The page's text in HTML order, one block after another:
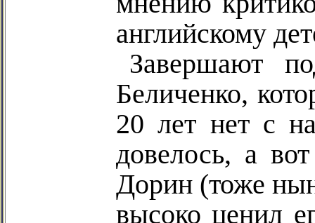
английскому
Завершают
Беличенко,
20 лет нет с
довелось, а
Дорин (тоже
высоко ценил